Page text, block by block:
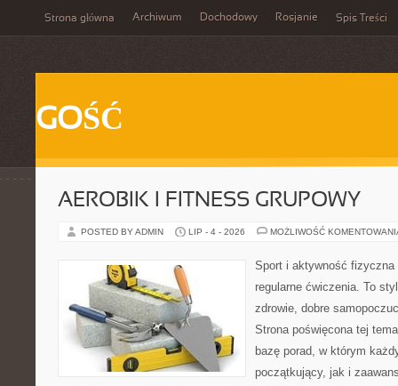
Strona główna Archiwum Dochodowy Rosjanie Spis Treści
GOŚĆ
AEROBIK I FITNESS GRUPOWY
POSTED BY ADMIN LIP - 4 - 2026 MOŻLIWOŚĆ
Sport i aktywność
regularne ćwiczenia. To
zdrowie, dobre
Strona poświęcona tej
bazę porad, w którym
początkujący, jak i